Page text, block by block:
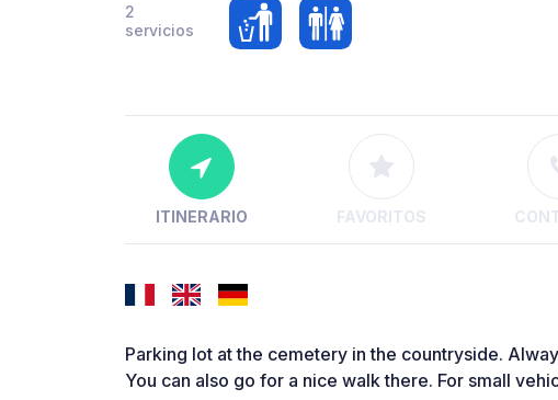
2
servicios
ITINERARIO FAVORITOS
Parking lot at the cemetery in the countryside.
You can also go for a nice walk there. For small